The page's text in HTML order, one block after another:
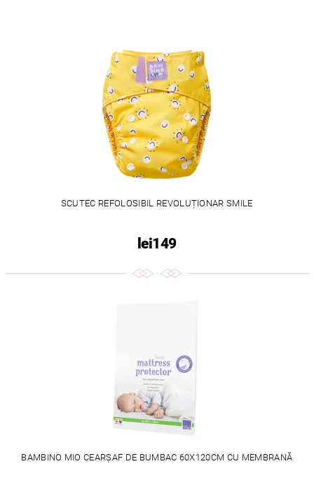
SCUTEC REFOLOSIBIL REVOLUȚIONAR SMILE
lei149
BAMBINO MIO CEARȘAF DE BUMBAC 60X120CM CU MEMBRANĂ